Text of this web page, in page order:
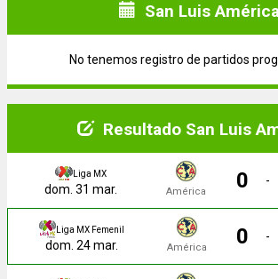
San Luis
No tenemos registro de partidos
Resultado San Luis
Liga MX
dom. 31 mar. América 0 -
Liga MX Femenil
dom. 24 mar. América 0 -